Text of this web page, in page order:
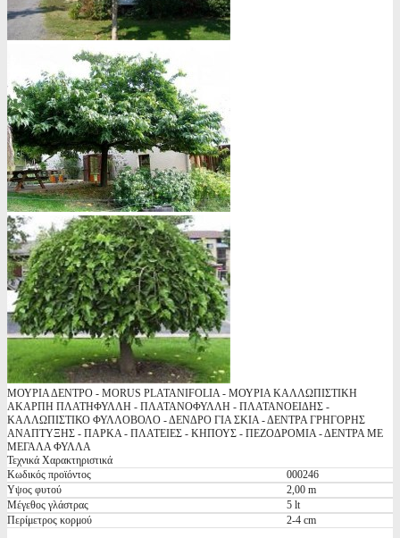
ΜΟΥΡΙΑ ΔΕΝΤΡΟ - MORUS PLATANIFOLIA - ΜΟΥΡΙΑ ΚΑΛΛΩΠΙΣΤΙΚΗ
ΑΚΑΡΠΗ ΠΛΑΤΗΦΥΛΛΗ - ΠΛΑΤΑΝΟΦΥΛΛΗ - ΠΛΑΤΑΝΟΕΙΔΗΣ -
ΚΑΛΛΩΠΙΣΤΙΚΟ ΦΥΛΛΟΒΟΛΟ - ΔΕΝΔΡΟ ΓΙΑ ΣΚΙΑ - ΔΕΝΤΡΑ ΓΡΗΓΟΡΗΣ
ΑΝΑΠΤΥΞΗΣ - ΠΑΡΚΑ - ΠΛΑΤΕΙΕΣ - ΚΗΠΟΥΣ - ΠΕΖΟΔΡΟΜΙΑ - ΔΕΝΤΡΑ ΜΕ
ΜΕΓΑΛΑ ΦΥΛΛΑ
Τεχνικά Χαρακτηριστικά
Κωδικός προϊόντος
000246
Υψος φυτού
2,00 m
Μέγεθος γλάστρας
5 lt
Περίμετρος κορμού
2-4 cm